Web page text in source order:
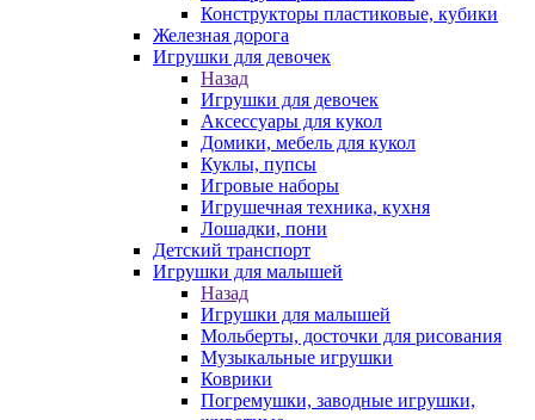
Конструкторы пластиковые, кубики
Железная дорога
Игрушки для девочек
Назад
Игрушки для девочек
Аксессуары для кукол
Домики, мебель для кукол
Куклы, пупсы
Игровые наборы
Игрушечная техника, кухня
Лошадки, пони
Детский транспорт
Игрушки для малышей
Назад
Игрушки для малышей
Мольберты, досточки для рисования
Музыкальные игрушки
Коврики
Погремушки, заводные игрушки,